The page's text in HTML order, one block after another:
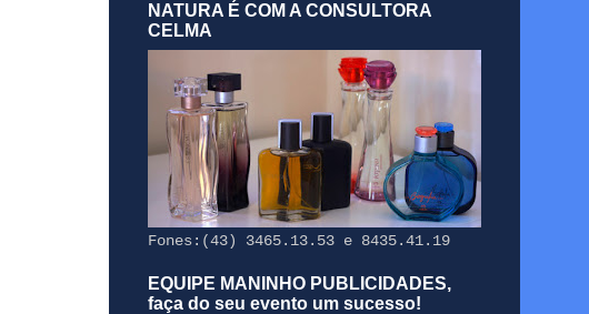
NATURA É COM A CONSULTORA
CELMA
Fones:(43) 3465.13.53 e 8435.41.19
EQUIPE MANINHO PUBLICIDADES,
faça do seu evento um sucesso!